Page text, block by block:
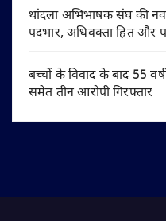
थांदला अभिभाषक संघ की
पदभार, अधिवक्ता हित और
बच्चों के विवाद के बाद 55
समेत तीन आरोपी गिरफ्तार